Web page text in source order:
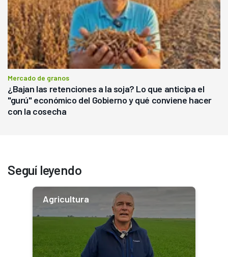
Mercado de granos
¿Bajan las retenciones a la soja? Lo que anticipa el
"gurú" económico del Gobierno y qué conviene hacer
con la cosecha
Seguí leyendo
Agricultura